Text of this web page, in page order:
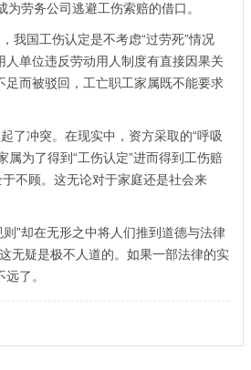
劳务公司逃避工伤索赔的借口。
国工伤认定是不考虑“过劳死”情况
单位违反劳动用人制度有直接因果关
而被驳回，工亡职工家属既不能要求
了冲突。在现实中，资方采取的“呼吸
属为了得到“工伤认定”进而得到工伤赔
不顾。这无论对于家庭还是社会来
”却在无形之中将人们推到道德与法律
无疑是极不人道的。如果一部法律的实
了。